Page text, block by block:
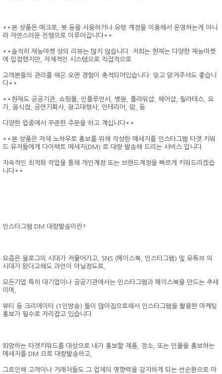
**본 상품은 매크로, 봇 등을 사용하거나 유령 계정을 이용해서 운영하는게 아니
라 자연스러운 진행으로 이루어집니다**
**솔직히 재능마켓 상의 리뷰는 많지 않습니다. 저희는 현재는 다양한 재능마켓
에 입점했지만, 자체적인 시스템으로 직접적으로
고객분들의 관리를 해온 오랜 경험이 축적되어있습니다. 믿고 맏겨주셔도 좋습니
다**
**현재도 공공기관, 쇼핑몰, 인플루언서, 병원, 플라워샵, 헤어샵, 필라테스, 요
가, 음식점, 공연기획사, 광고대행사, 인테리어, 맘, 등
다양한 업종에서 꾸준한 주문을 하고 계십니다**
**본 상품은 자체 노하우로 홍보를 위해 작성한 메세지를 인스타그램 타겟 키워
드 유저들에게 다이렉트 메세지(DM) 로 대량 발송해 드리는 서비스 입니다.
지속적인 최적화 작업을 통해 개인계정 또는 브랜드계정을 빠르게 키워드리겠습
니다**
인스타그램 DM 대량발송이란?
요즘은 블로그의 시대가 저물어가고, SNS (페이스북, 인스타그램) 및 유튜브 의
시대가 왔다고해도 과언이 아닐정도로,
모든기업 특히 대기업이나 공공기관에서는 인스타그램과 페이스북을 만드는 추세
이며,
뷰티 등 크리에이터 (1인방송) 들이 많아짐으로해서 인스타그램을 활용한 마케팅
홍보가 필수로 자리잡고 있습니다.
희망하는 타겟키워드를 대상으로 내가 홍보할 제품, 장소, 또는 인물을 홍보하는
메세지를 DM 으로 대량발송하고,
그로인해 고객이나 거래처들도 그 업체의 영향력을 감지하게 되는 선순환으로 마